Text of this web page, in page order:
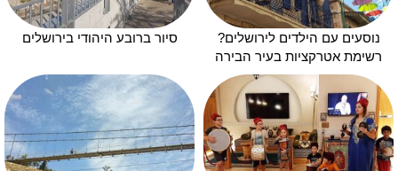
נוסעים עם הילדים לירושלים?
רשימת אטרקציות בעיר הבירה
סיור ברובע היהודי בירושלים